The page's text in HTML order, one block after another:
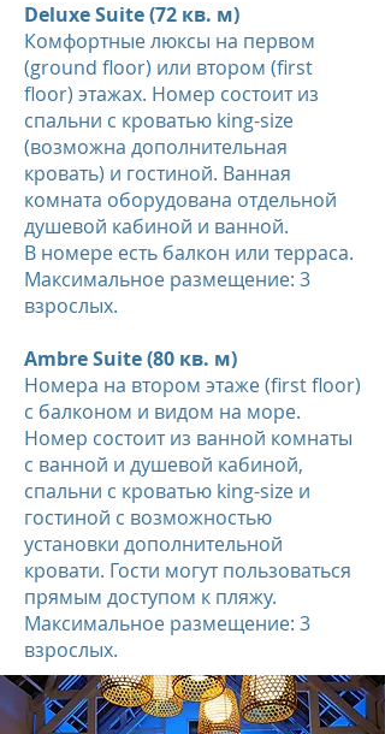
Deluxe Suite (72 кв. м)
Комфортные люксы на первом
(ground floor) или втором (first
floor) этажах. Номер состоит из
спальни с кроватью king-size
(возможна дополнительная
кровать) и гостиной. Ванная
комната оборудована отдельной
душевой кабиной и ванной.
В номере есть балкон или терраса.
Максимальное размещение: 3
взрослых.
Ambre Suite (80 кв. м)
Номера на втором этаже (first floor)
с балконом и видом на море.
Номер состоит из ванной комнаты
с ванной и душевой кабиной,
спальни с кроватью king-size и
гостиной с возможностью
установки дополнительной
кровати. Гости могут пользоваться
прямым доступом к пляжу.
Максимальное размещение: 3
взрослых.